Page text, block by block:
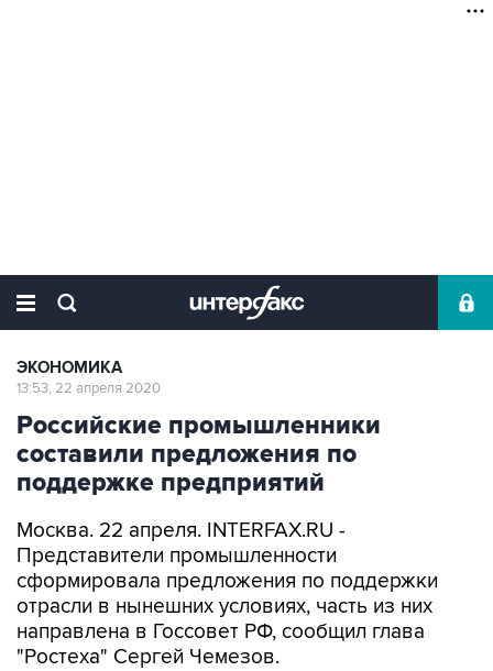
ЭКОНОМИКА
13:53, 22 апреля 2020
Российские промышленники
составили предложения по
поддержке предприятий
Москва. 22 апреля. INTERFAX.RU -
Представители промышленности
сформировала предложения по поддержки
отрасли в нынешних условиях, часть из них
направлена в Госсовет РФ, сообщил глава
"Ростеха" Сергей Чемезов.